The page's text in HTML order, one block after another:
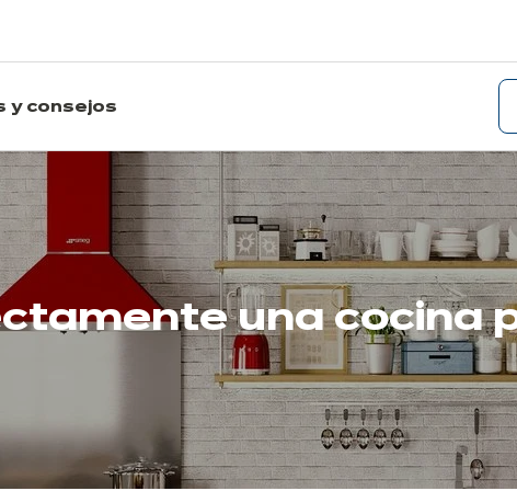
y consejos
una cocina